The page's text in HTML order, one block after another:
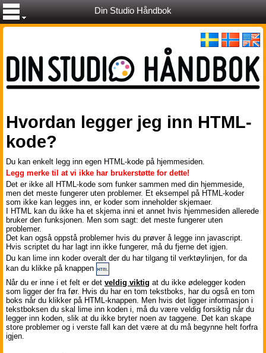
Din Studio Håndbok
Hvordan legger jeg inn HTML-
kode?
Du kan enkelt legg inn egen HTML-kode på hjemmesiden.
Legg merke til at vi ikke har brukerstøtte for dette!
Det er ikke all HTML-kode som funker sammen med din hjemmeside,
men det meste fungerer uten problemer. Et eksempel på HTML-koder
som ikke kan legges inn, er koder som inneholder skjemaer.
I HTML kan du ikke ha et skjema inni et annet hvis hjemmesiden allerede
bruker den funksjonen. Men som sagt: det meste fungerer uten
problemer.
Det kan også oppstå problemer hvis du prøver å legge inn javascript.
Hvis scriptet du har lagt inn ikke fungerer, må du fjerne det igjen.
Du kan lime inn koder overalt der du har tilgang til verktøylinjen, for da
kan du klikke på knappen
Når du er inne i et felt er det veldig viktig at du ikke ødelegger koden
som ligger der fra før. Hvis du har en tom tekstboks, har du også en tom
boks når du klikker på HTML-knappen. Men hvis det ligger informasjon i
tekstboksen du skal lime inn koden i, må du være veldig forsiktig når du
legger inn koden, slik at du ikke bryter noen av taggene. Det kan skape
store problemer og i verste fall kan det være at du må begynne helt forfra
igjen.